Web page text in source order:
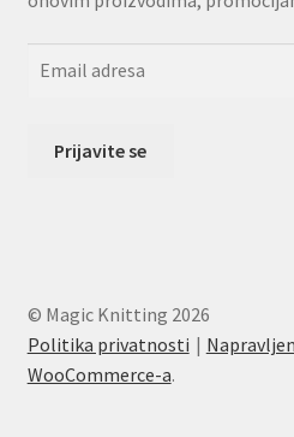
© Magic Knitting 2026
Politika privatnosti
WooCommerce-a.